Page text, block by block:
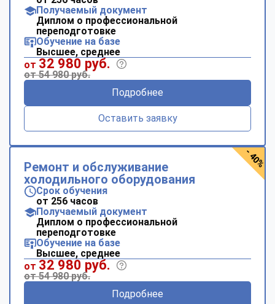
Получаемый документ
Диплом о профессиональной
переподготовке
Обучение на базе
Высшее, среднее
от 32 980 руб.
от 54 980 руб.
Подробнее
Оставить заявку
Ремонт и обслуживание
холодильного оборудования
Срок обучения
от 256 часов
Получаемый документ
Диплом о профессиональной
переподготовке
Обучение на базе
Высшее, среднее
от 32 980 руб.
от 54 980 руб.
Подробнее
- 40%